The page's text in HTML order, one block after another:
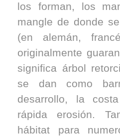
los forman, los
mangle de donde
(en alemán,
originalmente
significa árbol
se dan como
desarrollo, la
rápida erosión.
hábitat para